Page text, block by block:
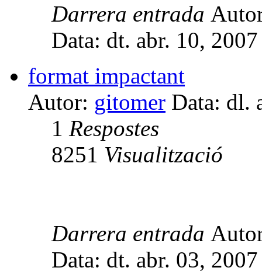
Darrera entrada
Data: dt. abr. 10,
format impactant
Autor: gitomer Data: dl.
1 Respostes
8251 Visualització
Darrera entrada
Data: dt. abr. 03,